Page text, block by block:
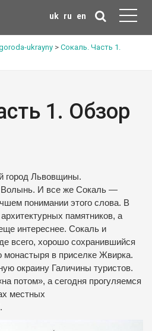
uk ru en
ukrayny > Сокаль. Часть 1.
1. Обзор
город Львовщины.
Волынь. И все же Сокаль —
понимании этого слова. В
памятников, а
интереснее. Сокаль и
всего, хорошо сохранившийся
монастыря в приселке Жвирка.
окраину Галичины туристов.
потом», а сегодня прогуляемся
местных